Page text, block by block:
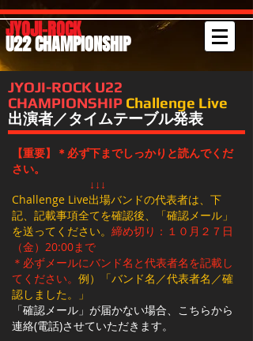
JYOJI-ROCK
U22 CHAMPIONSHIP
JYOJI-ROCK U22
CHAMPIONSHIP Challenge Live
出演者／タイムテーブル発表
【重要】
＊必ず下までしっかりと読んでくだ
さい。
↓↓↓
Challenge Live出場バンドの代表者は、下
記、記載事項全てを​確認後、「確認メール」
を送ってください。 締め切り：１０月２７日
（金）20:00まで
＊必ずメールにバンド名と代表者名を記載し
てください。 ​例）「バンド名／代表者名／確
認しました。」
「確認メール」が届かない場合、こちらから
連絡(電話)させていただきます。